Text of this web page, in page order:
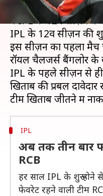
विराट कोहली के नेतृत्व
ने IPL के 12वें सीज़न के
IPL के 12वें सीज़न की
इस सीज़न का पहला मैच
रॉयल चैलेंजर्स बैंगलोर के
IPL के पहले सीज़न से
खिताब की प्रबल
IPL
अब तक तीन बार
RCB
हर साल IPL के शुरू होने
फेवरेट रहने वाली टीम